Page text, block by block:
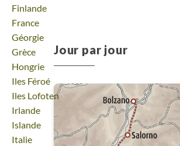
Voyage
Finlande
Voyage
France
Voyage
Géorgie
Voyage
Grèce
Voyage
Hongrie
Voyage
Iles Féroé
Voyage
Iles Lofoten
Voyage
Irlande
Voyage
Islande
Voyage
Italie
Jour par jour